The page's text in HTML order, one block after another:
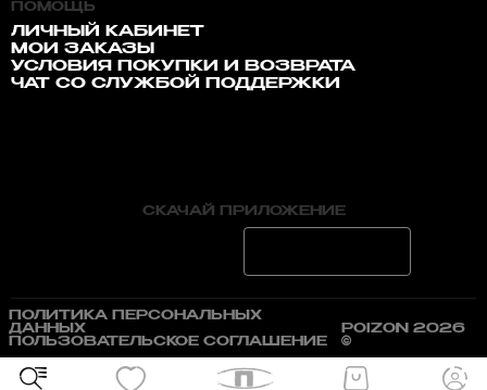
ПОМОЩЬ
ЛИЧНЫЙ КАБИНЕТ
МОИ ЗАКАЗЫ
УСЛОВИЯ ПОКУПКИ И ВОЗВРАТА
ЧАТ СО СЛУЖБОЙ ПОДДЕРЖКИ
СКАЧАЙ ПРИЛОЖЕНИЕ
ПОЛИТИКА ПЕРСОНАЛЬНЫХ
ДАННЫХ
ПОЛЬЗОВАТЕЛЬСКОЕ СОГЛАШЕНИЕ
POIZON 2026
©